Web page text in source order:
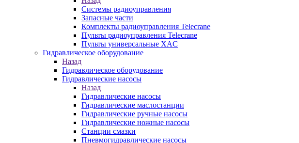
Системы радиоуправления
Запасные части
Комплекты радиоуправления Telecrane
Пульты радиоуправления Telecrane
Пульты универсальные XAC
Гидравлическое оборудование
Назад
Гидравлическое оборудование
Гидравлические насосы
Назад
Гидравлические насосы
Гидравлические маслостанции
Гидравлические ручные насосы
Гидравлические ножные насосы
Станции смазки
Пневмогидравлические насосы